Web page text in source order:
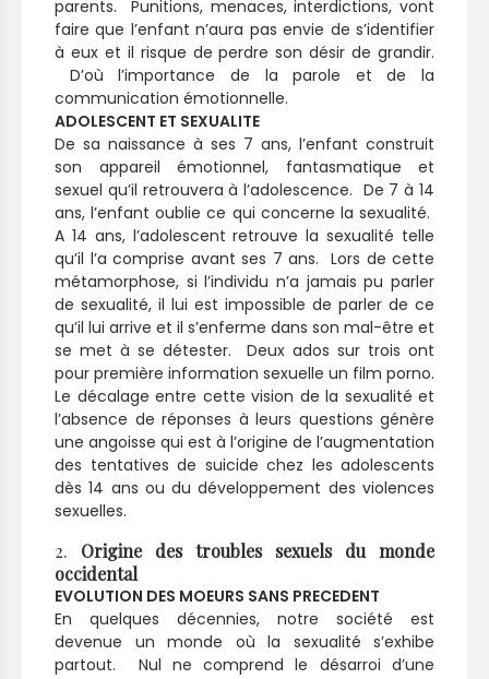
parents. Punitions, menaces, interdictions, vont
faire que l’enfant n’aura pas envie de s’identifier
à eux et il risque de perdre son désir de grandir.
D’où l’importance de la parole et de la
communication émotionnelle.
ADOLESCENT ET SEXUALITE
De sa naissance à ses 7 ans, l’enfant construit
son appareil émotionnel, fantasmatique et
sexuel qu’il retrouvera à l’adolescence. De 7 à 14
ans, l’enfant oublie ce qui concerne la sexualité.
A 14 ans, l’adolescent retrouve la sexualité telle
qu’il l’a comprise avant ses 7 ans. Lors de cette
métamorphose, si l’individu n’a jamais pu parler
de sexualité, il lui est impossible de parler de ce
qu’il lui arrive et il s’enferme dans son mal-être et
se met à se détester. Deux ados sur trois ont
pour première information sexuelle un film porno.
Le décalage entre cette vision de la sexualité et
l’absence de réponses à leurs questions génère
une angoisse qui est à l’origine de l’augmentation
des tentatives de suicide chez les adolescents
dès 14 ans ou du développement des violences
sexuelles.
2. Origine des troubles sexuels du monde
occidental
EVOLUTION DES MOEURS SANS PRECEDENT
En quelques décennies, notre société est
devenue un monde où la sexualité s’exhibe
partout. Nul ne comprend le désarroi d’une